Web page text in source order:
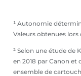
¹ Autonomie
Valeurs obtenues
² Selon une étude de
en 2018 par Canon et
ensemble de